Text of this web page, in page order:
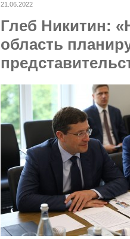
21.06.2022
Глеб Никитин:
область